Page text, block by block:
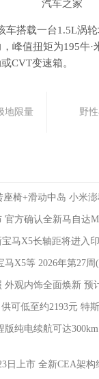
搭载一台1.5L涡轮
峰值扭矩为195牛·
CVT变速箱。
地限量
野
座椅+滑动中岛 小米
官方确认全新马自达
马X5长轴距将进入
马X5等 2026年第27
外观内饰全面焕新 预
可低至约2193元 特
版纯电续航可达
日上市 全新CEA架